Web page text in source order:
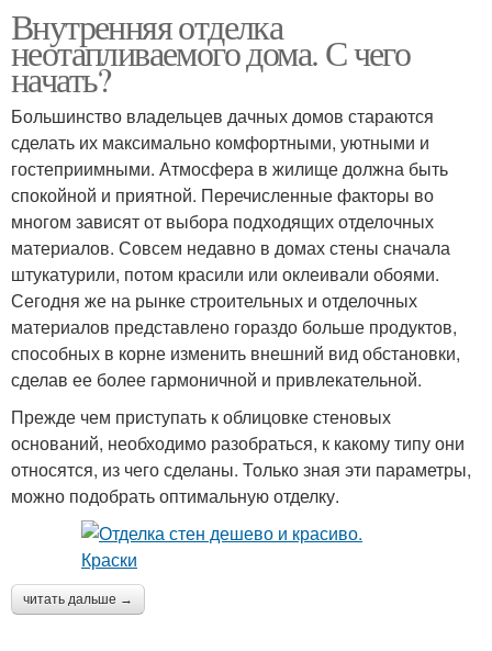
Внутренняя отделка
неотапливаемого дома. С чего
начать?
Большинство владельцев дачных домов стараются
сделать их максимально комфортными, уютными и
гостеприимными. Атмосфера в жилище должна быть
спокойной и приятной. Перечисленные факторы во
многом зависят от выбора подходящих отделочных
материалов. Совсем недавно в домах стены сначала
штукатурили, потом красили или оклеивали обоями.
Сегодня же на рынке строительных и отделочных
материалов представлено гораздо больше продуктов,
способных в корне изменить внешний вид обстановки,
сделав ее более гармоничной и привлекательной.
Прежде чем приступать к облицовке стеновых
оснований, необходимо разобраться, к какому типу они
относятся, из чего сделаны. Только зная эти параметры,
можно подобрать оптимальную отделку.
читать дальше →